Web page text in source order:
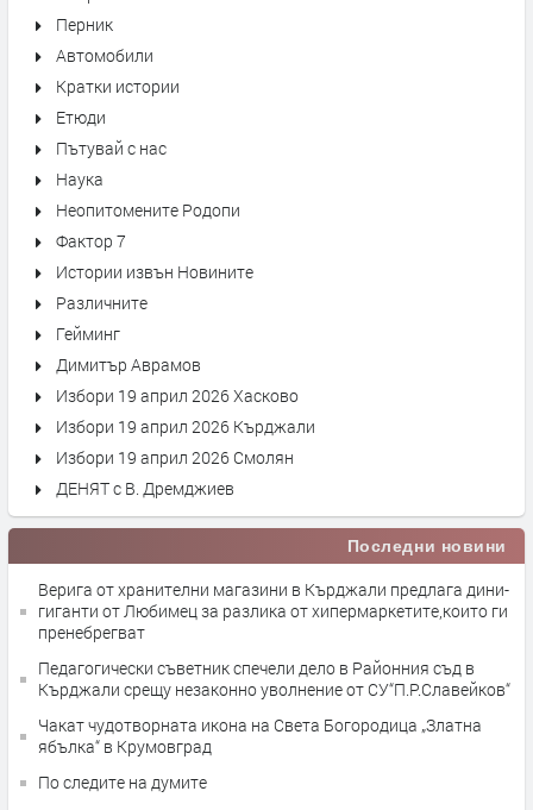
Перник
Автомобили
Кратки истории
Етюди
Пътувай с нас
Наука
Неопитомените Родопи
Фактор 7
Истории извън Новините
Различните
Гейминг
Димитър Аврамов
Избори 19 април 2026 Хасково
Избори 19 април 2026 Кърджали
Избори 19 април 2026 Смолян
ДЕНЯТ с В. Дремджиев
Последни новини
Верига от хранителни магазини в Кърджали предлага дини-
гиганти от Любимец за разлика от хипермаркетите,които ги
пренебрегват
Педагогически съветник спечели дело в Районния съд в
Кърджали срещу незаконно уволнение от СУ“П.Р.Славейков“
Чакат чудотворната икона на Света Богородица „Златна
ябълка“ в Крумовград
По следите на думите